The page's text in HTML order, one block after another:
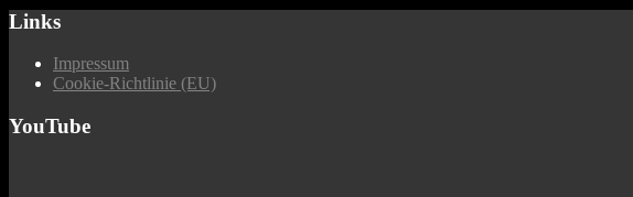
Links
Impressum
Cookie-Richtlinie (EU)
YouTube